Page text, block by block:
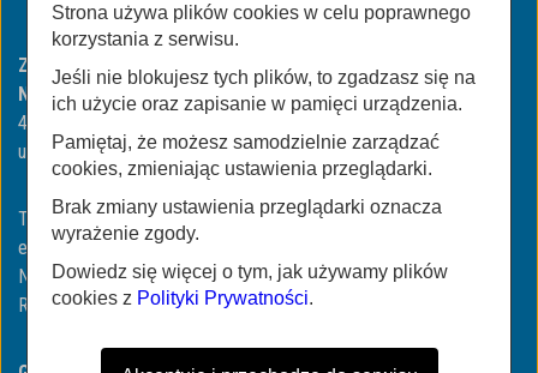
Zakład Gospodarki Komunalnej i Mieszkaniowej w
Niemodlinie
49-100 Niemodlin
ul. ul. Wojska Polskiego 3
Tel/Fax:+48774606423| +48774606318
email:biuro@zgkimniemodlin.pl
NIP: 991-040-80-56
REGON: 160163206
Strona używa plików cookies w celu poprawnego
korzystania z serwisu.
Jeśli nie blokujesz tych plików, to zgadzasz się na
ich użycie oraz zapisanie w pamięci urządzenia.
Pamiętaj, że możesz samodzielnie zarządzać
cookies, zmieniając ustawienia przeglądarki.
Brak zmiany ustawienia przeglądarki oznacza
wyrażenie zgody.
Dowiedz się więcej o tym, jak używamy plików
cookies z Polityki Prywatności.